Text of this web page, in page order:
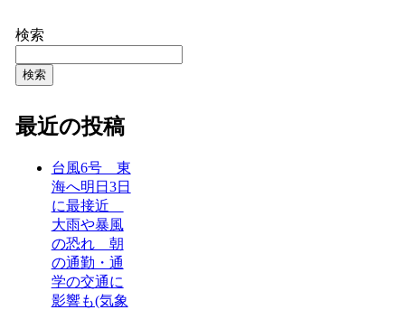
検索
検索
最近の投稿
台風6号 東
海へ明日3日
に最接近
大雨や暴風
の恐れ 朝
の通勤・通
学の交通に
影響も(気象